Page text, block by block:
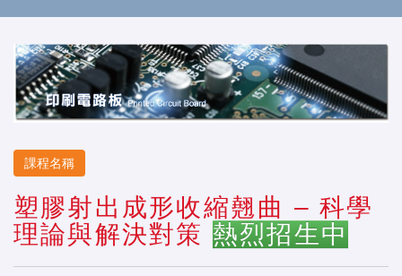
課程名稱
塑膠射出成形收縮翹曲 – 科學
理論與解決對策 熱烈招生中